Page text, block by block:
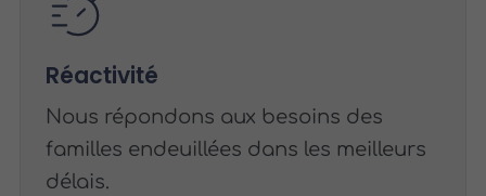
Réactivité
Nous répondons aux besoins des
familles endeuillées dans les meilleurs
délais.